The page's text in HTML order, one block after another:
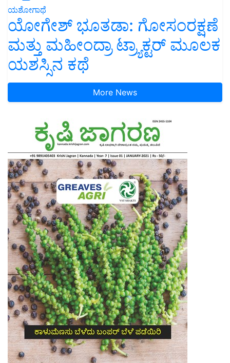
ಯಶೋಗಾಥೆ
ಯೋಗೇಶ್ ಭೂತಡಾ: ಗೋಸಂರಕ್ಷಣೆ
ಮತ್ತು ಮಹೀಂದ್ರಾ ಟ್ರ್ಯಾಕ್ಟರ್ ಮೂಲಕ
ಯಶಸ್ಸಿನ ಕಥೆ
More News